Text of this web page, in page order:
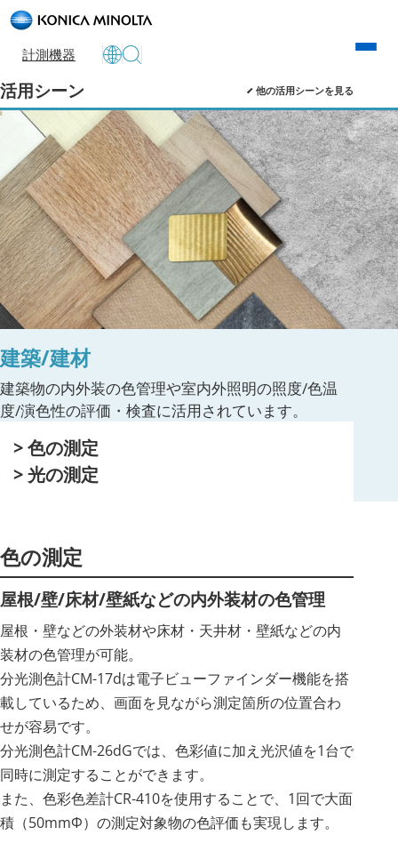
計測機器
活用シーン 他の活用シーンを見る
建築/建材
建築物の内外装の色管理や室内外照明の照度/色温
度/演色性の評価・検査に活用されています。
色の測定
光の測定
色の測定
屋根/壁/床材/壁紙などの内外装材の色管理
屋根・壁などの外装材や床材・天井材・壁紙などの内
装材の色管理が可能。
分光測色計CM-17dは電子ビューファインダー機能を搭
載しているため、画面を見ながら測定箇所の位置合わ
せが容易です。
分光測色計CM-26dGでは、色彩値に加え光沢値を1台で
同時に測定することができます。
また、色彩色差計CR-410を使用することで、1回で大面
積（50mmΦ）の測定対象物の色評価も実現します。